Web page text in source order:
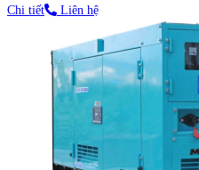
Chi tiết Liên hệ